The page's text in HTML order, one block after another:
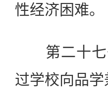
性经济困难。
第二十七
过学校向品